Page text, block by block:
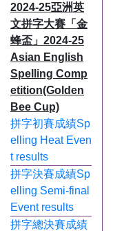
2024-25亞洲英
文拼字大賽「金
蜂盃」2024-25
Asian English
Spelling Comp
etition(Golden
Bee Cup)
拼字初賽成績Sp
elling Heat Even
t results
拼字決賽成績Sp
elling Semi-final
Event results
拼字總決賽成績